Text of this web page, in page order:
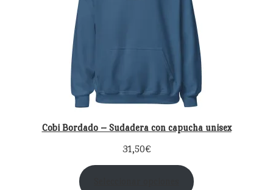
Cobi Bordado – Sudadera con capucha unisex
31,50€